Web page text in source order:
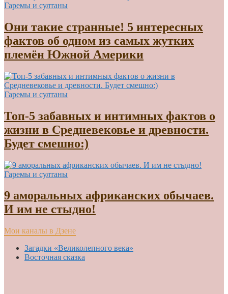
Гаремы и султаны
Они такие странные! 5 интересных
фактов об одном из самых жутких
племён Южной Америки
Гаремы и султаны
Топ-5 забавных и интимных фактов о
жизни в Средневековье и древности.
Будет смешно:)
Гаремы и султаны
9 аморальных африканских обычаев.
И им не стыдно!
Мои каналы в Дзене
Загадки «Великолепного века»
Восточная сказка